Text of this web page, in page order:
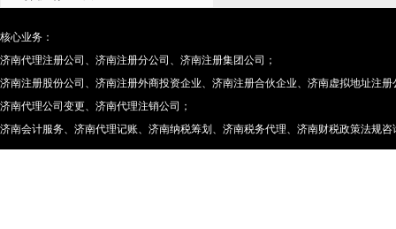
核心业务：
济南代理注册公司 、 济南注册分公司 、 济南注册集团公司 ；
济南注册股份公司 、 济南注册外商投资企业、 济南注册合伙企业、 济南虚拟地址注册
济南代理公司变更、 济南代理注销公司 ；
济南会计服务、 济南代理记账、 济南纳税筹划 、 济南税务代理、 济南财税政策法规咨